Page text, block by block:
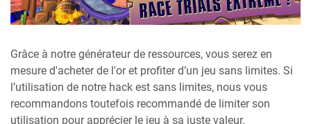
Grâce à notre générateur de ressources, vous serez en
mesure d'acheter de l'or et profiter d’un jeu sans limites. Si
l’utilisation de notre hack est sans limites, nous vous
recommandons toutefois recommandé de limiter son
utilisation pour apprécier le jeu à sa juste valeur.